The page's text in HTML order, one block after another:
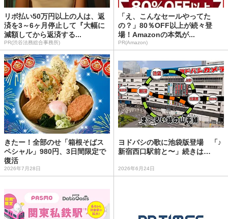
リボ払い50万円以上の人は、返
済を3～6ヶ月停止して『大幅に
減額してから返済する...
PR(渋谷法務総合事務所)
「え、こんなセールやってた
の？」80％OFF以上が続々登
場！Amazonの本気が...
PR(Amazon)
きたー！全部のせ「箱根そばス
ペシャル」980円、3日間限定で
復活
2026年7月28日
ヨドバシの歌に池袋版登場 「♪
新宿西口駅前と〜」続きは…
2026年6月24日